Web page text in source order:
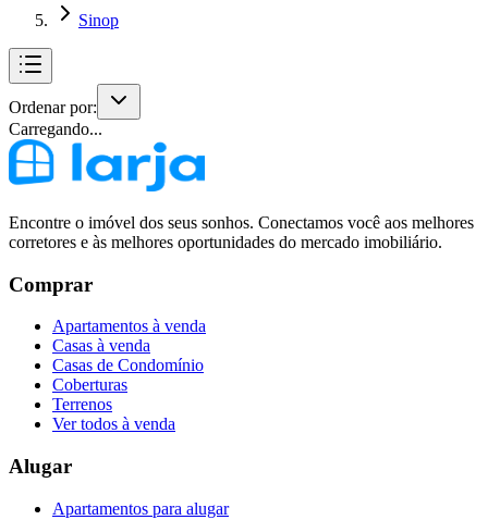
Sinop
Ordenar por:
Carregando...
Encontre o imóvel dos seus sonhos. Conectamos você aos melhores
corretores e às melhores oportunidades do mercado imobiliário.
Comprar
Apartamentos à venda
Casas à venda
Casas de Condomínio
Coberturas
Terrenos
Ver todos à venda
Alugar
Apartamentos para alugar